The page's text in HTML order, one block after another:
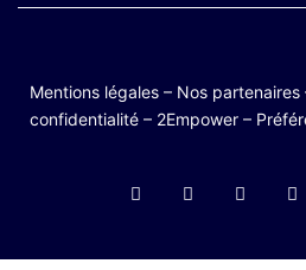
Mentions légales – Nos partenaires
confidentialité – 2Empower –